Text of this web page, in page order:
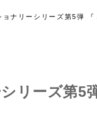
ョナリーシリーズ第5弾
リーズ第5